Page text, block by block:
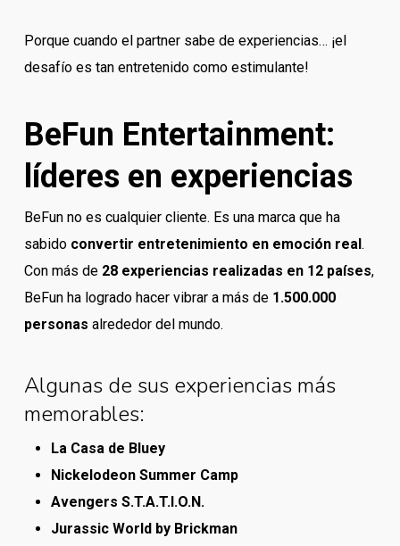
Porque cuando el partner sabe de experiencias… ¡el
desafío es tan entretenido como estimulante!
BeFun Entertainment:
líderes en experiencias
BeFun no es cualquier cliente. Es una marca que ha
sabido convertir entretenimiento en emoción real .
Con más de 28 experiencias realizadas en 12 países,
BeFun ha logrado hacer vibrar a más de 1.500.000
personas alrededor del mundo.
Algunas de sus experiencias más
memorables:
La Casa de Bluey
Nickelodeon Summer Camp
Avengers S.T.A.T.I.O.N.
Jurassic World by Brickman